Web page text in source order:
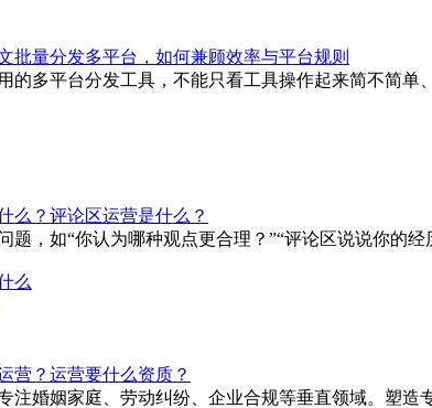
批量分发多平台，如何兼顾效率与平台规则
的多平台分发工具，不能只看工具操作起来简不简单
么？评论区运营是什么？
题，如“你认为哪种观点更合理？”“评论区说说你的经
么
营？运营要什么资质？
注婚姻家庭、劳动纠纷、企业合规等垂直领域。塑